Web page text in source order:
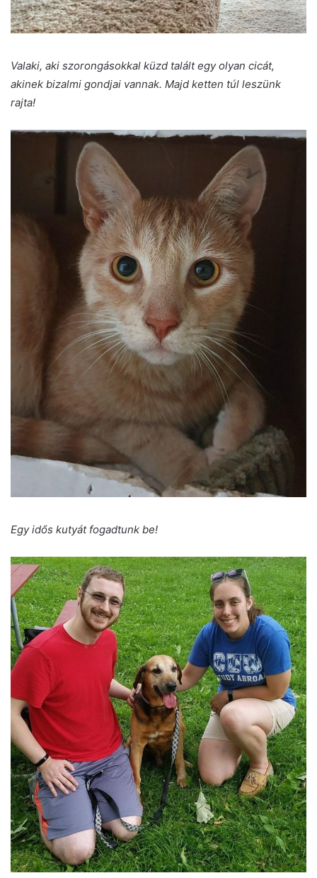
Valaki, aki szorongásokkal küzd talált egy olyan cicát,
akinek bizalmi gondjai vannak. Majd ketten túl leszünk
rajta!
Egy idős kutyát fogadtunk be!